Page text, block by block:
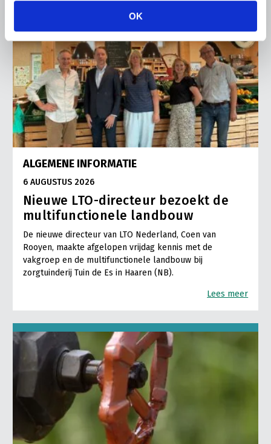
OK
ALGEMENE INFORMATIE
6 AUGUSTUS 2026
Nieuwe LTO-directeur bezoekt de
multifunctionele landbouw
De nieuwe directeur van LTO Nederland, Coen van
Rooyen, maakte afgelopen vrijdag kennis met de
vakgroep en de multifunctionele landbouw bij
zorgtuinderij Tuin de Es in Haaren (NB).
Lees meer